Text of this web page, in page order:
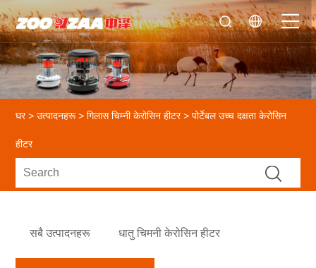
घर > उत्पादनहरू>गिलास चिम्नी केरोसिन हीटर> पोर्टेबल उच्च दक्षता केरोसिन
हीटर
सबै उत्पादनहरू धातु चिमनी केरोसिन हीटर